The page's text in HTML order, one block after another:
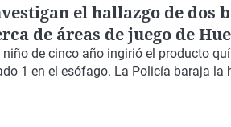
el hallazgo de dos
de áreas de juego de
niño de cinco año ingirió el producto
1 en el esófago. La Policía baraja la